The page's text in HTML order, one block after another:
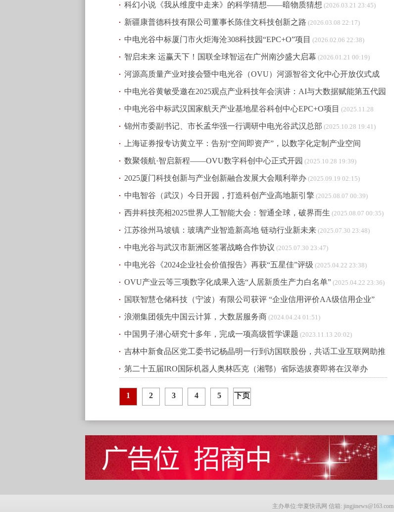
科幻小说《我从维度中走来》的科学猜想——暗物质猜想 (2026.03.21 23:45)
新疆康普德科技有限公司董事长陈佳文科技创新之路 (2026.03.08 22:17)
中电光谷中标厦门市火炬海沧308科技园“EPC+O”项目 (2026.02.06 22:38)
智启未来 运赢天下！国联全球智运在广州南沙盛大启幕 (2026.01.21 00:19)
河源高质量产业对接会暨中电光谷（OVU）河源智谷文化中心开放仪式成
功举行(2026.01.06 21:49)
中电光谷黄敏受邀在2025观点产业科技年会演讲：AI与大数据赋能第五代园
区实践论(2025.12.14 21:58)
中电光谷中标武汉国家航天产业基地星谷科创中心EPC+O项目 (2025.11.28
00:37)
锦州市委副书记、市长孟华强一行调研中电光谷武汉总部 (2025.10.28 19:41)
上海证券报专访黄立平：告别“空间即资产”，以数字化定制产业空间
(2025.10.28 19:40)
数聚领航·智启新程——OVU数字科创中心正式开园 (2025.10.28 19:39)
2025厦门科技创新与产业创新融合发展大会顺利举办 (2025.09.19 02:15)
中电智谷（武汉）今日开园，打造科创产业高地新引擎 (2025.08.07 00:39)
西井科技亮相2025世界人工智能大会：智通全球，破界而生 (2025.08.07 00:35)
江苏徐州马坡镇：玻璃产业智造新高地 链动行业新未来 (2025.07.30 23:48)
中电光谷与武汉市新洲区签署战略合作协议 (2025.07.30 23:47)
中电光谷《2024企业社会价值报告》再获“五星佳”评级 (2025.04.22 23:38)
OVU产业云等三项数字化成果入选“人居新质生产力白名单” (2025.04.22 23:36)
国联智慧仓储科技（宁波）有限公司获评 “企业信用评价AA级信用企业”
(2024.12.24 17:47)
浪潮集团领先中国云计算，大数居服务商 (2024.04.24 01:51)
中国男子潜心研究十多年，完成一项高级哲学课题 (2023.11.13 20:02)
吉林中新食品区党工委书记杨晶明一行到访国联股份，共话工业互联网助推
传统产业创新升级！(2023.08.22 00:02)
第二十五届IRO国际机器人奥林匹克（湘鄂）省际选拔赛即将在汉举办
(2023.07.05 15:24)
1 2 3 4 5 下页
主办单位:华夏快讯网 信箱: jingjinews@163.com